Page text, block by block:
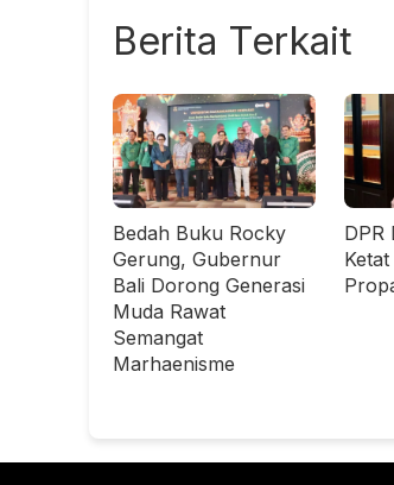
Berita Terkait
Bedah Buku Rocky
Gerung, Gubernur
Bali Dorong Generasi
Muda Rawat
Semangat
Marhaenisme
DPR